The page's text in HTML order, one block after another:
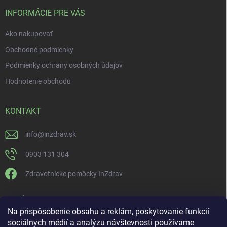
Na prispôsobenie obsahu a reklám, poskytovanie funkcií
sociálnych médií a analýzu návštevnosti používame
INFORMÁCIE PRE VÁS
Ako nakupovať
Obchodné podmienky
Podmienky ochrany osobných údajov
Hodnotenie obchodu
KONTAKT
info@inzdrav.sk
0903 131 304
Zdravotnícke pomôcky InZdrav